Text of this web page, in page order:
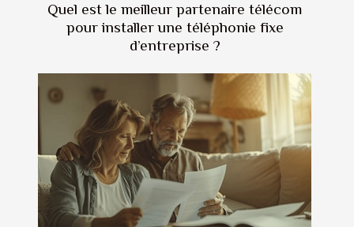
Quel est le meilleur partenaire télécom
pour installer une téléphonie fixe
d’entreprise ?